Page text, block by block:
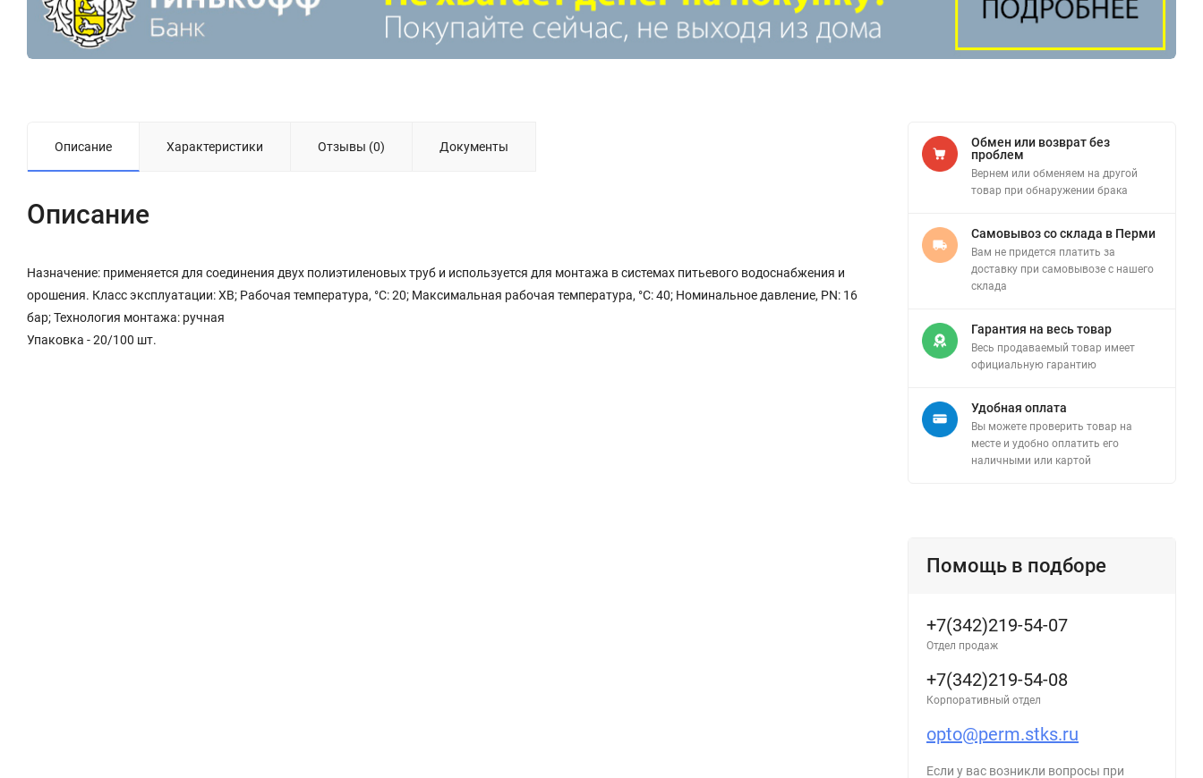
Описание Характеристики Отзывы (0) Документы
Описание
Назначение: применяется для соединения двух полиэтиленовых труб и используется для монтажа в системах питьевого водоснабжения и
орошения. Класс эксплуатации: ХВ; Рабочая температура, °С: 20; Максимальная рабочая температура, °С: 40; Номинальное давление, PN: 16
бар; Технология монтажа: ручная
Упаковка - 20/100 шт.
Обмен или возврат без
проблем
Вернем или обменяем на другой
товар при обнаружении брака
Самовывоз со склада в Перми
Вам не придется платить за
доставку при самовывозе с нашего
склада
Гарантия на весь товар
Весь продаваемый товар имеет
официальную гарантию
Удобная оплата
Вы можете проверить товар на
месте и удобно оплатить его
наличными или картой
Помощь в подборе
+7(342)219-54-07
Отдел продаж
+7(342)219-54-08
Корпоративный отдел
opto@perm.stks.ru
Если у вас возникли вопросы при